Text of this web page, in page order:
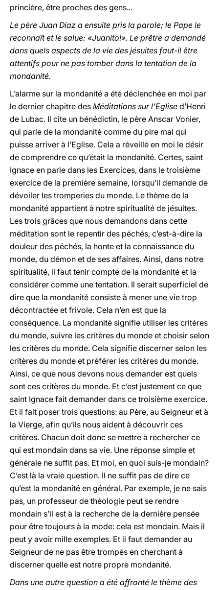
princière, être proches des gens...
Le père Juan Díaz a ensuite pris la parole; le Pape le
reconnaît et le salue: «Juanito!». Le prêtre a demandé
dans quels aspects de la vie des jésuites faut-il être
attentifs pour ne pas tomber dans la tentation de la
mondanité.
L’alarme sur la mondanité a été déclenchée en moi par
le dernier chapitre des Méditations sur l’Eglise d’Henri
de Lubac. Il cite un bénédictin, le père Anscar Vonier,
qui parle de la mondanité comme du pire mal qui
puisse arriver à l’Eglise. Cela a réveillé en moi le désir
de comprendre ce qu’était la mondanité. Certes, saint
Ignace en parle dans les Exercices, dans le troisième
exercice de la première semaine, lorsqu’il demande de
dévoiler les tromperies du monde. Le thème de la
mondanité appartient à notre spiritualité de jésuites.
Les trois grâces que nous demandons dans cette
méditation sont le repentir des péchés, c’est-à-dire la
douleur des péchés, la honte et la connaissance du
monde, du démon et de ses affaires. Ainsi, dans notre
spiritualité, il faut tenir compte de la mondanité et la
considérer comme une tentation. Il serait superficiel de
dire que la mondanité consiste à mener une vie trop
décontractée et frivole. Cela n’en est que la
conséquence. La mondanité signifie utiliser les critères
du monde, suivre les critères du monde et choisir selon
les critères du monde. Cela signifie discerner selon les
critères du monde et préférer les critères du monde.
Ainsi, ce que nous devons nous demander est quels
sont ces critères du monde. Et c’est justement ce que
saint Ignace fait demander dans ce troisième exercice.
Et il fait poser trois questions: au Père, au Seigneur et à
la Vierge, afin qu’ils nous aident à découvrir ces
critères. Chacun doit donc se mettre à rechercher ce
qui est mondain dans sa vie. Une réponse simple et
générale ne suffit pas. Et moi, en quoi suis-je mondain?
C’est là la vraie question. Il ne suffit pas de dire ce
qu’est la mondanité en général. Par exemple, je ne sais
pas, un professeur de théologie peut se rendre
mondain s’il est à la recherche de la dernière pensée
pour être toujours à la mode: cela est mondain. Mais il
peut y avoir mille exemples. Et il faut demander au
Seigneur de ne pas être trompés en cherchant à
discerner quelle est notre propre mondanité.
Dans une autre question a été affronté le thème des